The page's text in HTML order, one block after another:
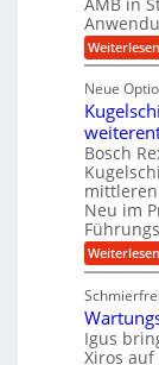
r
u
ge
z
e
n
Weiterlesen:
Neue
Bosch
Neu im
Weiterlesen:
Igus
Xiros